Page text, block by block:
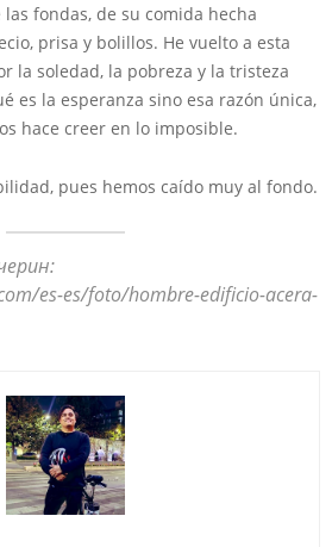
fondas, de su comida hecha
prisa y bolillos. He vuelto a esta
la soledad, la pobreza y la tristeza
es la esperanza sino esa razón única,
hace creer en lo imposible.
pues hemos caído muy al fondo.
es-es/foto/hombre-edificio-acera-